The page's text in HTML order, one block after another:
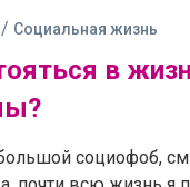
/ Социальная жизнь
в
социофоб,